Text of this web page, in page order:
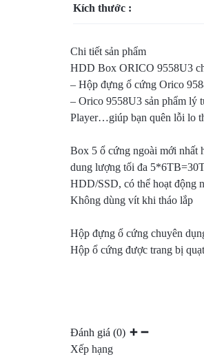
HỆ
THỐNG
BẢO
MẬT
HẠ
TẦNG
HIỆN
CÓ
Kích thước :
Chi tiết sản phẩm
HDD Box ORICO 9558U3
– Hộp đựng ổ cứng Orico
– Orico 9558U3 sản phẩm lý
Player…giúp bạn quên lỗi lo
Box 5 ổ cứng ngoài mới nhất
dung lượng tối đa
HDD/SSD, có thể hoạt động
Không dùng vít khi tháo lắp
Hộp đựng ổ cứng chuyên
Hộp ổ cứng được trang bị
Đánh giá (0)
Xếp hạng